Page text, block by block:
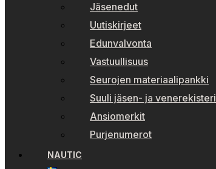
Jäsenedut
Uutiskirjeet
Edunvalvonta
Vastuullisuus
Seurojen materiaalipankki
Suuli jäsen- ja venerekisteri
Ansiomerkit
Purjenumerot
NAUTIC